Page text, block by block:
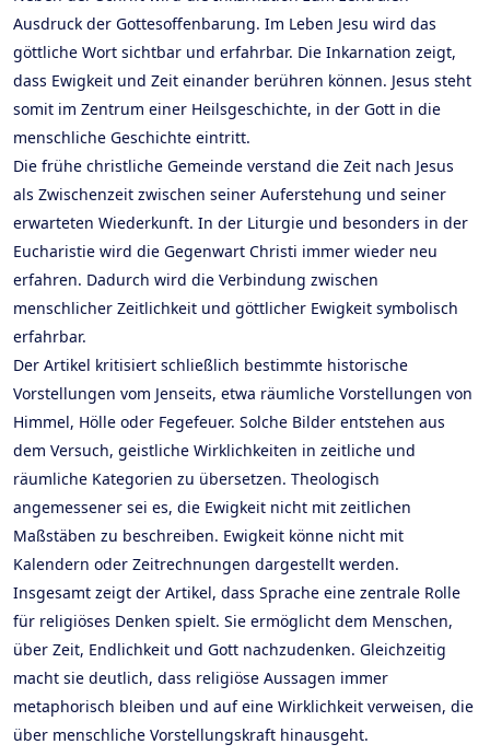
Ausdruck der Gottesoffenbarung. Im Leben Jesu wird das
göttliche Wort sichtbar und erfahrbar. Die Inkarnation zeigt,
dass Ewigkeit und Zeit einander berühren können. Jesus steht
somit im Zentrum einer Heilsgeschichte, in der Gott in die
menschliche Geschichte eintritt.
Die frühe christliche Gemeinde verstand die Zeit nach Jesus
als Zwischenzeit zwischen seiner Auferstehung und seiner
erwarteten Wiederkunft. In der Liturgie und besonders in der
Eucharistie wird die Gegenwart Christi immer wieder neu
erfahren. Dadurch wird die Verbindung zwischen
menschlicher Zeitlichkeit und göttlicher Ewigkeit symbolisch
erfahrbar.
Der Artikel kritisiert schließlich bestimmte historische
Vorstellungen vom Jenseits, etwa räumliche Vorstellungen von
Himmel, Hölle oder Fegefeuer. Solche Bilder entstehen aus
dem Versuch, geistliche Wirklichkeiten in zeitliche und
räumliche Kategorien zu übersetzen. Theologisch
angemessener sei es, die Ewigkeit nicht mit zeitlichen
Maßstäben zu beschreiben. Ewigkeit könne nicht mit
Kalendern oder Zeitrechnungen dargestellt werden.
Insgesamt zeigt der Artikel, dass Sprache eine zentrale Rolle
für religiöses Denken spielt. Sie ermöglicht dem Menschen,
über Zeit, Endlichkeit und Gott nachzudenken. Gleichzeitig
macht sie deutlich, dass religiöse Aussagen immer
metaphorisch bleiben und auf eine Wirklichkeit verweisen, die
über menschliche Vorstellungskraft hinausgeht.